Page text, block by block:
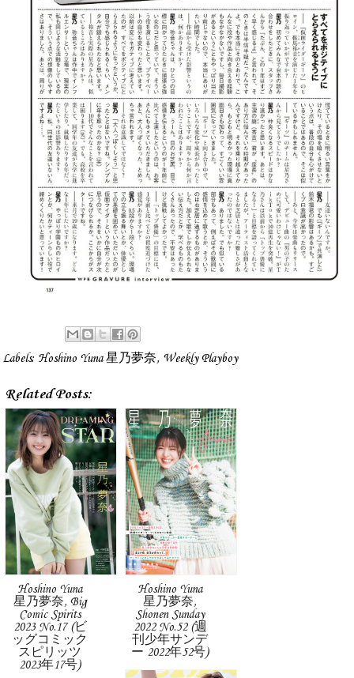
Labels: Hoshino Yuna 星乃夢奈, Weekly Playboy
Related Posts:
Hoshino Yuna
星乃夢奈, Big
Comic Spirits
2023 No.17 (ビ
ッグコミック
スピリッツ
2023年17号)
Hoshino Yuna
星乃夢奈,
Shonen Sunday
2022 No.52 (週
刊少年サンデ
ー 2022年52号)